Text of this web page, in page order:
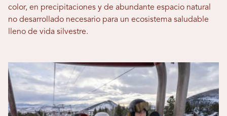
color, en precipitaciones y de abundante espacio natural
no desarrollado necesario para un ecosistema saludable
lleno de vida silvestre.